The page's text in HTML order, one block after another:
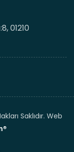
01210
Saklıdır. Web